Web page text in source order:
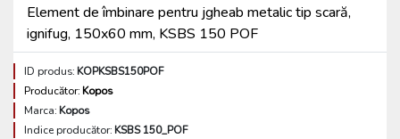
Element de îmbinare pentru jgheab metalic tip scară,
ignifug, 150x60 mm, KSBS 150 POF
ID produs:KOPKSBS150POF
Producător:Kopos
Marca:Kopos
Indice producător:KSBS 150_POF